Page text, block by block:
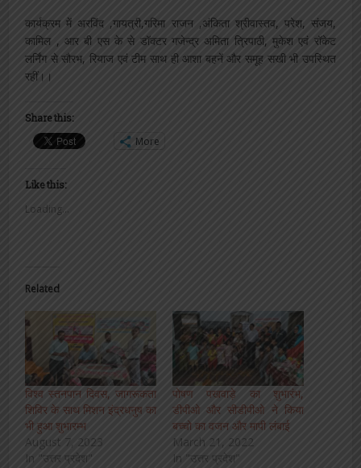
कार्यक्रम में अरविंद ,गायत्री,गरिमा राजन ,अंकिता श्रीवास्तव, परेश, संजय,
कामिल , आर बी एस के से डॉक्टर गजेन्द्र अमिता त्रिपाठी, मुकेश एवं रॉकेट
लर्निंग से सौरभ, रियाज एवं टीम साथ ही आशा बहनें और समूह सखी भी उपस्थित
रहीं।।
Share this:
More
Like this:
Loading...
Related
विश्व स्तनपान दिवस, जागरूकता
शिविर के साथ मिशन इंद्रधनुष का
भी हुआ शुभारम्भ
August 7, 2023
In "उत्तर प्रदेश"
पोषण पखवाड़े का शुभारंभ,
डीपीओ और सीडीपीओ ने किया
बच्चो का वजन और मापी लंबाई
March 21, 2022
In "उत्तर प्रदेश"